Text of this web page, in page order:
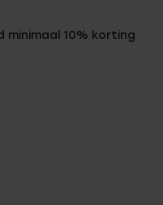
10% korting